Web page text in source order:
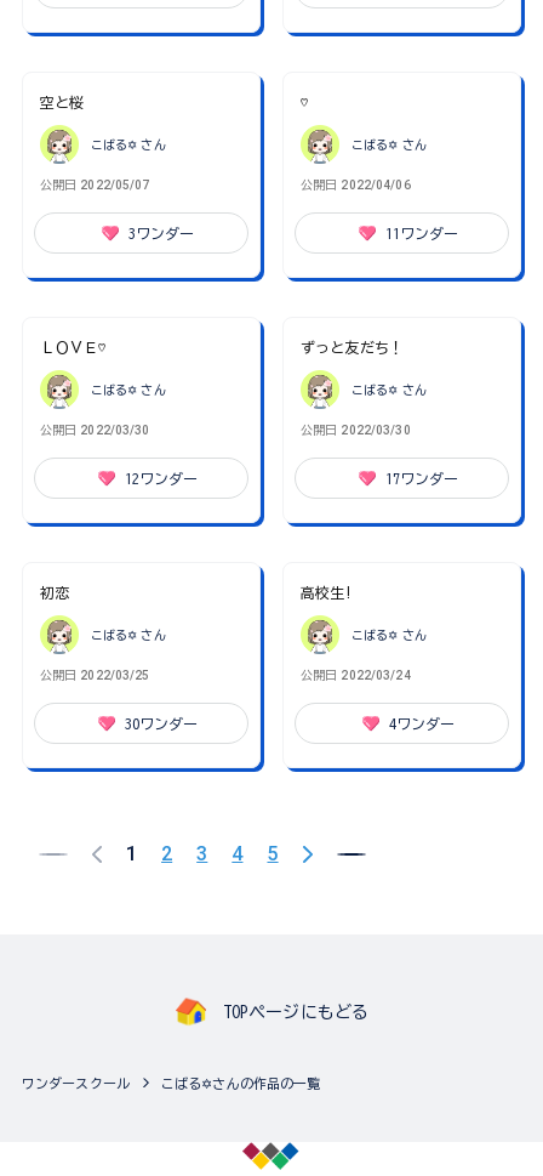
空と桜
こばる✡ さん
公開日 2022/05/07
3 ワンダー
♡
こばる✡ さん
公開日 2022/04/06
11 ワンダー
ＬＯＶＥ♡
こばる✡ さん
公開日 2022/03/30
12 ワンダー
ずっと友だち！
こばる✡ さん
公開日 2022/03/30
17ワンダー
初恋
こばる✡ さん
公開日 2022/03/25
30ワンダー
高校生!
こばる✡ さん
公開日 2022/03/24
4ワンダー
1 2 3 4 5
TOPページにもどる
ワンダースクール こばる✡さんの作品の一覧